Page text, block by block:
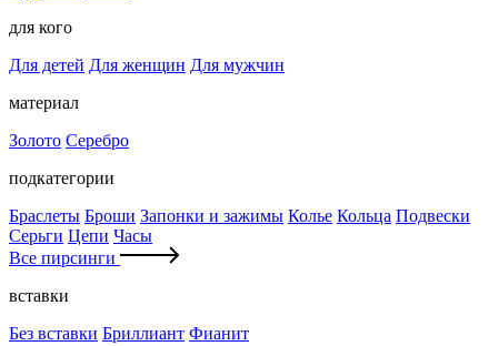
для кого
Для детей Для женщин Для мужчин
материал
Золото Серебро
подкатегории
Браслеты Броши Запонки и зажимы Колье Кольца Подвески
Серьги Цепи Часы
Все пирсинги
вставки
Без вставки Бриллиант Фианит